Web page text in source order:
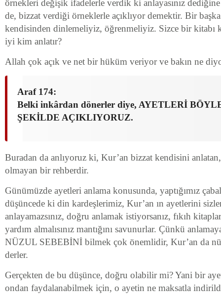
örnekleri değişik ifadelerle verdik ki anlayasınız
de, bizzat verdiği örneklerle açıklıyor demektir. Bir
kendisinden dinlemeliyiz, öğrenmeliyiz. Sizce bir kitabı
iyi kim anlatır?
Allah çok açık ve net bir hüküm veriyor ve bakın ne
Araf 174:
Belki inkârdan dönerler diye, AYETLERİ
ŞEKİLDE AÇIKLIYORUZ.
Buradan da anlıyoruz ki, Kur’an bizzat kendisini
olmayan bir rehberdir.
Günümüzde ayetleri anlama konusunda, yaptığımız
düşüncede ki din kardeşlerimiz, Kur’an ın ayetlerini
anlayamazsınız, doğru anlamak istiyorsanız, fıkıh
yardım almalısınız mantığını savunurlar. Çünkü
NÜZUL SEBEBİNİ bilmek çok önemlidir, Kur’an da
derler.
Gerçekten de bu düşünce, doğru olabilir mi? Yani bir
ondan faydalanabilmek için, o ayetin ne maksatla